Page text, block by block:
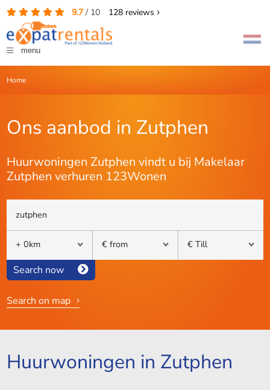
9.7/ 10 128reviews
menu
Home
Ons aanbod in Zutphen
Huurwoningen Zutphen vindt u bij Makelaar
Zutphen verhuren 123Wonen
Search now
Search on map
Huurwoningen in Zutphen